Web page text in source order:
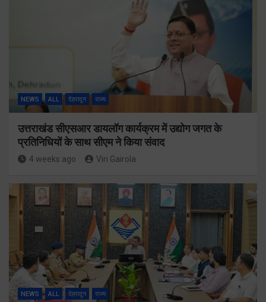
NEWS ALL देहरादून राज्य
उत्तराखंड सीएसआर डायलॉग कार्यक्रम में उद्योग जगत के
प्रतिनिधियों के साथ सीएम ने किया संवाद
4 weeks ago Viri Gairola
NEWS ALL देहरादून राज्य